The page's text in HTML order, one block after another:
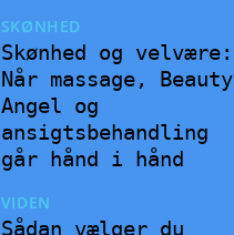
SKØNHED
Skønhed og velvære:
Når massage, Beauty
Angel og
ansigtsbehandling
går hånd i hånd
VIDEN
Sådan vælger du